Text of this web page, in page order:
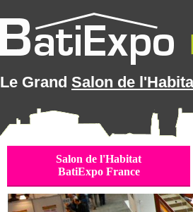
Le Grand Salon de
Salon de l'Habitat
BatiExpo France